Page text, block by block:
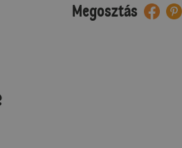
Megosztás